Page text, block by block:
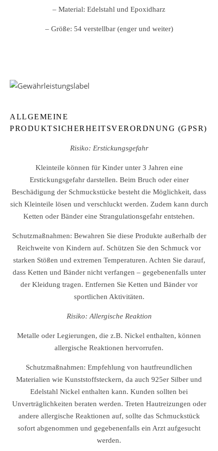
– Material: Edelstahl und Epoxidharz
– Größe: 54 verstellbar (enger und weiter)
ALLGEMEINE
PRODUKTSICHERHEITSVERORDNUNG (GPSR)
Risiko: Erstickungsgefahr
Kleinteile können für Kinder unter 3 Jahren eine
Erstickungsgefahr darstellen. Beim Bruch oder einer
Beschädigung der Schmuckstücke besteht die Möglichkeit, dass
sich Kleinteile lösen und verschluckt werden. Zudem kann durch
Ketten oder Bänder eine Strangulationsgefahr entstehen.
Schutzmaßnahmen: Bewahren Sie diese Produkte außerhalb der
Reichweite von Kindern auf. Schützen Sie den Schmuck vor
starken Stößen und extremen Temperaturen. Achten Sie darauf,
dass Ketten und Bänder nicht verfangen – gegebenenfalls unter
der Kleidung tragen. Entfernen Sie Ketten und Bänder vor
sportlichen Aktivitäten.
Risiko: Allergische Reaktion
Metalle oder Legierungen, die z.B. Nickel enthalten, können
allergische Reaktionen hervorrufen.
Schutzmaßnahmen: Empfehlung von hautfreundlichen
Materialien wie Kunststoffsteckern, da auch 925er Silber und
Edelstahl Nickel enthalten kann. Kunden sollten bei
Unverträglichkeiten beraten werden. Treten Hautreizungen oder
andere allergische Reaktionen auf, sollte das Schmuckstück
sofort abgenommen und gegebenenfalls ein Arzt aufgesucht
werden.